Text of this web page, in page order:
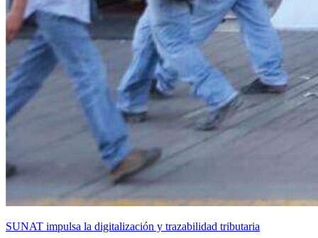
SUNAT impulsa la digitalización y trazabilidad tributaria